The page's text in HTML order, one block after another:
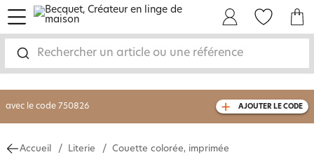
Rechercher un article ou une référence
menu
-30% sur votre commandedès 2 articles
livraison GRATUITEdès 110€ d'achat
avec le code 750826 AJOUTER LE CODE
Accueil Literie Couette colorée, imprimée